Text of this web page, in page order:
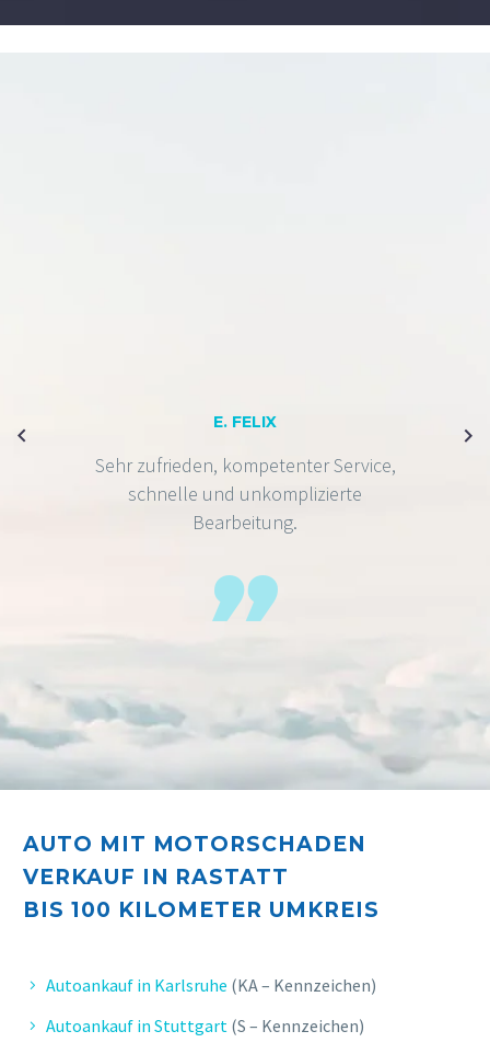
E. FELIX
Sehr zufrieden, kompetenter Service,
schnelle und unkomplizierte
Bearbeitung.
AUTO MIT MOTORSCHADEN
VERKAUF IN RASTATT
BIS 100 KILOMETER UMKREIS
Autoankauf in Karlsruhe (KA – Kennzeichen)
Autoankauf in Stuttgart (S – Kennzeichen)